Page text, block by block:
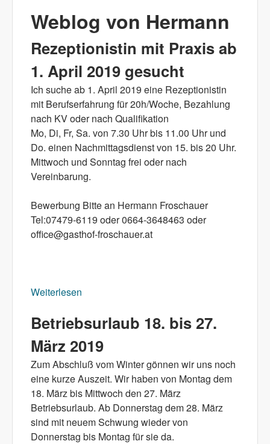
Weblog von Hermann
Rezeptionistin mit Praxis ab
1. April 2019 gesucht
Ich suche ab 1. April 2019 eine Rezeptionistin
mit Berufserfahrung für 20h/Woche, Bezahlung
nach KV oder nach Qualifikation
Mo, Di, Fr, Sa. von 7.30 Uhr bis 11.00 Uhr und
Do. einen Nachmittagsdienst von 15. bis 20 Uhr.
Mittwoch und Sonntag frei oder nach
Vereinbarung.
Bewerbung Bitte an Hermann Froschauer
Tel:07479-6119 oder 0664-3648463 oder
office@gasthof-froschauer.at
Weiterlesen
Betriebsurlaub 18. bis 27.
März 2019
Zum Abschluß vom Winter gönnen wir uns noch
eine kurze Auszeit. Wir haben von Montag dem
18. März bis Mittwoch den 27. März
Betriebsurlaub. Ab Donnerstag dem 28. März
sind mit neuem Schwung wieder von
Donnerstag bis Montag für sie da.